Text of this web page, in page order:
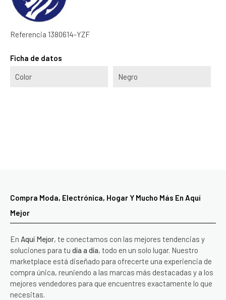
Referencia 1380614-YZF
Ficha de datos
Color Negro
Compra Moda, Electrónica, Hogar Y Mucho Más En Aquí
Mejor
En Aquí Mejor, te conectamos con las mejores tendencias y
soluciones para tu día a día, todo en un solo lugar. Nuestro
marketplace está diseñado para ofrecerte una experiencia de
compra única, reuniendo a las marcas más destacadas y a los
mejores vendedores para que encuentres exactamente lo que
necesitas.